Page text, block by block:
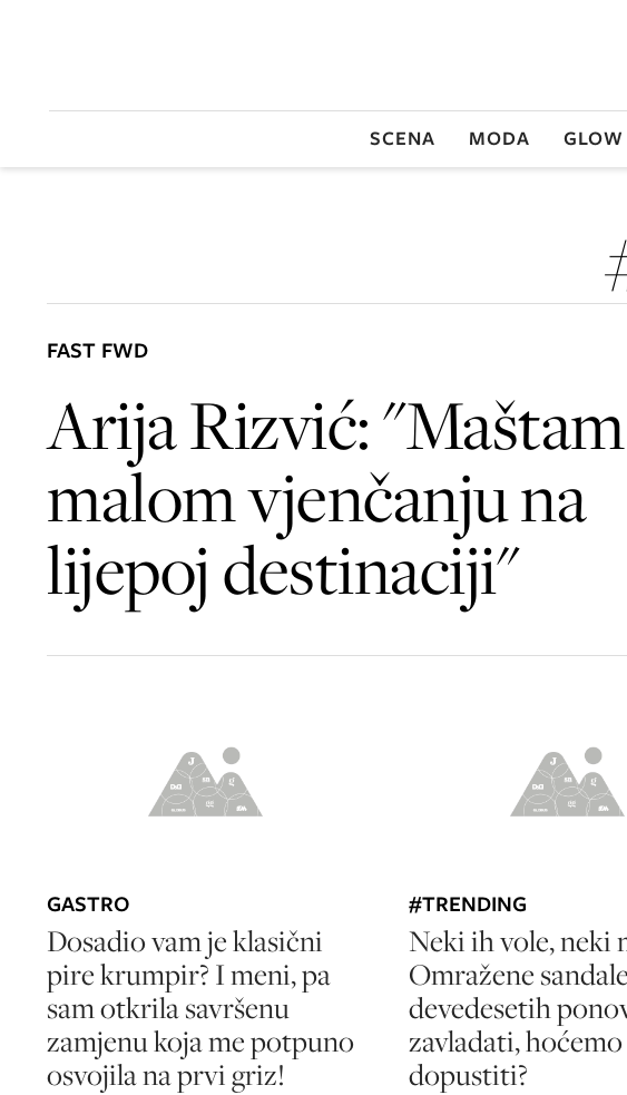
SCENA MODA GLOW
FAST FWD
Arija Rizvić:
malom vjenčanju na
lijepoj destinaciji"
GASTRO
Dosadio vam je klasični
pire krumpir? I meni, pa
sam otkrila savršenu
zamjenu koja me potpuno
osvojila na prvi griz!
#TRENDING
Neki ih vole, neki
Omražene
devedesetih
zavladati,
dopustiti?